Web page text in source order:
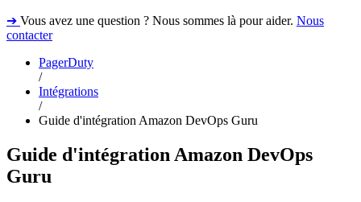
➔ Vous avez une question ? Nous sommes là pour aider. Nous
contacter
PagerDuty
/
Intégrations
/
Guide d'intégration Amazon DevOps Guru
Guide d'intégration Amazon DevOps
Guru